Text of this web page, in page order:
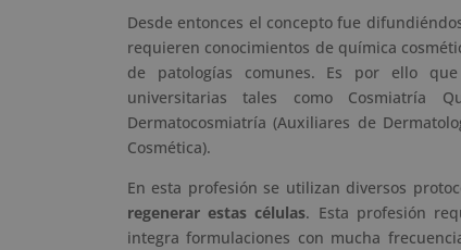
Desde entonces el concepto fue
requieren conocimientos de química
de patologías comunes. Es por ello
universitarias tales como Cosmiatría
Dermatocosmiatría (Auxiliares de
Cosmética).
En esta profesión se utilizan diversos
regenerar estas células. Esta profesión
integra formulaciones con mucha